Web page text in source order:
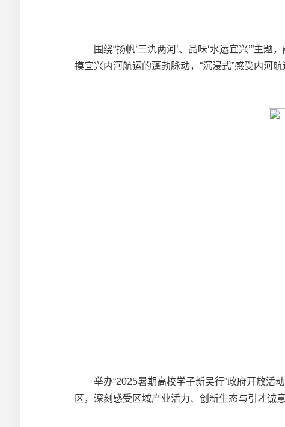
围绕“扬帆‘三氿两河’、品味‘水运宜兴’”主题
摸宜兴内河航运的蓬勃脉动，“沉浸式”感受内河
举办“2025暑期高校学子新吴行”政府开放活动
区，深刻感受区域产业活力、创新生态与引才诚意